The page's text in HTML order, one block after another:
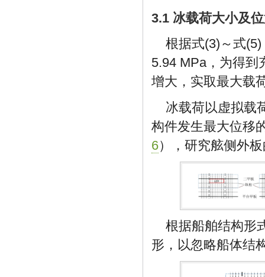
3.1 冰载荷大小及
根据式(3)～式
5.94 MPa，为得到
增大，实取最大载
冰载荷以虚拟载
构件发生最大位移
6），研究舷侧外
根据船舶结构形
形，以忽略船体结